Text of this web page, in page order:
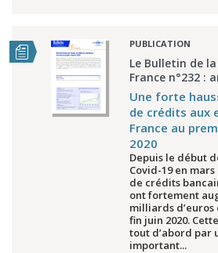
PUBLICATION
Le Bulletin de
France n°232 :
Une forte
de crédits aux
France au
2020
Depuis le début
Covid-19 en
de crédits
ont fortement
milliards
fin juin 2020.
tout d’abord par
important...